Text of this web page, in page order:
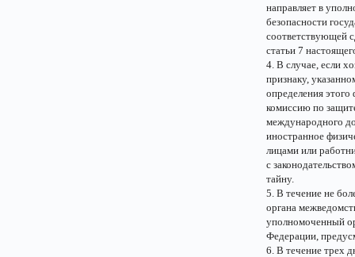
направляет в
безопасности
соответствующей
статьи 7
4. В случае, если
признаку,
определения
комиссию по
международного
иностранное
лицами или
с
тайну.
5. В течение не
органа
уполномоченный
Федерации,
6. В течение трех